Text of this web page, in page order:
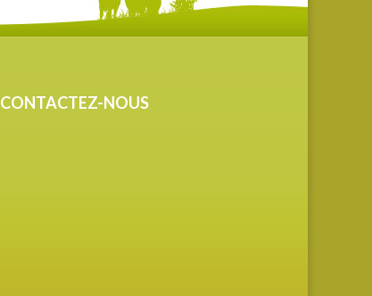
CONTACTEZ-NOUS